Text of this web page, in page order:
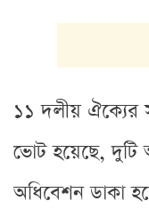
১১ দলীয় ঐক্যের
ভোট হয়েছে, দুটি
অধিবেশন ডাকা